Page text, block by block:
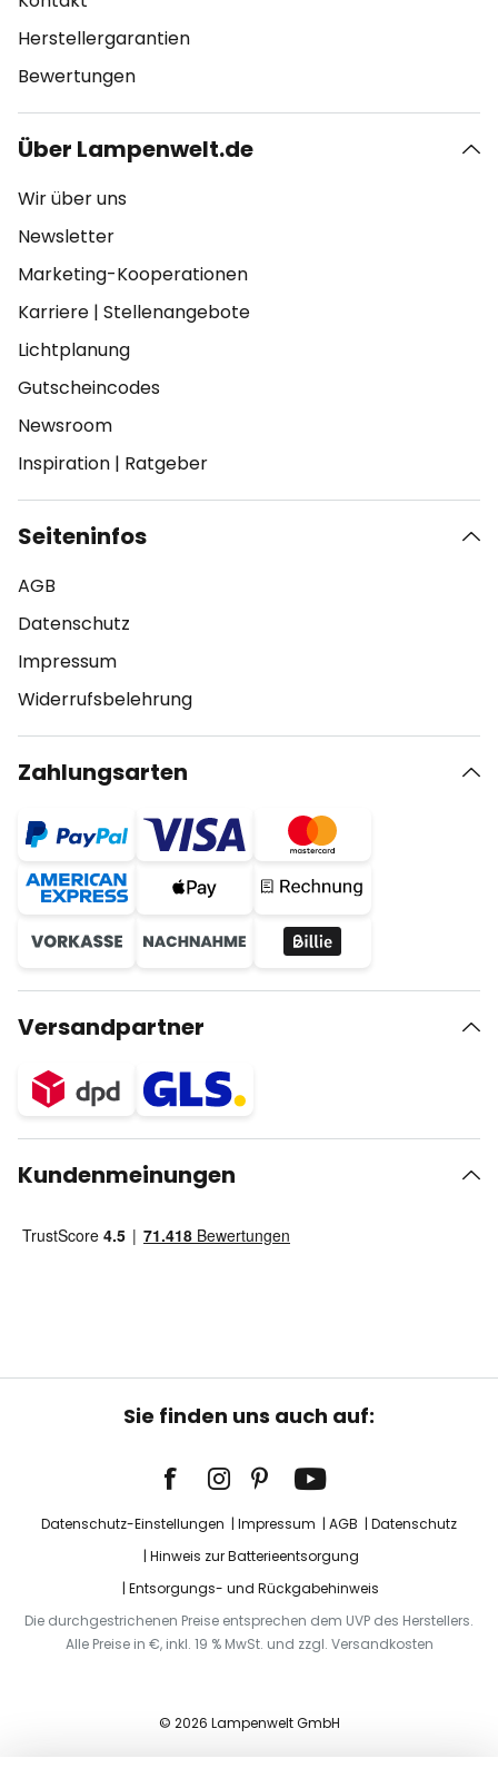
Herstellergarantien
Bewertungen
Über Lampenwelt.de
Wir über uns
Newsletter
Marketing-Kooperationen
Karriere | Stellenangebote
Lichtplanung
Gutscheincodes
Newsroom
Inspiration | Ratgeber
Seiteninfos
AGB
Datenschutz
Impressum
Widerrufsbelehrung
Zahlungsarten
Versandpartner
Kundenmeinungen
Sie finden uns auch auf:
Datenschutz-Einstellungen Impressum AGB
Datenschutz
Hinweis zur Batterieentsorgung
Entsorgungs- und Rückgabehinweis
Die durchgestrichenen Preise entsprechen dem UVP des Herstellers.
Alle Preise in €, inkl. 19 % MwSt. und zzgl. Versandkosten
© 2026 Lampenwelt GmbH